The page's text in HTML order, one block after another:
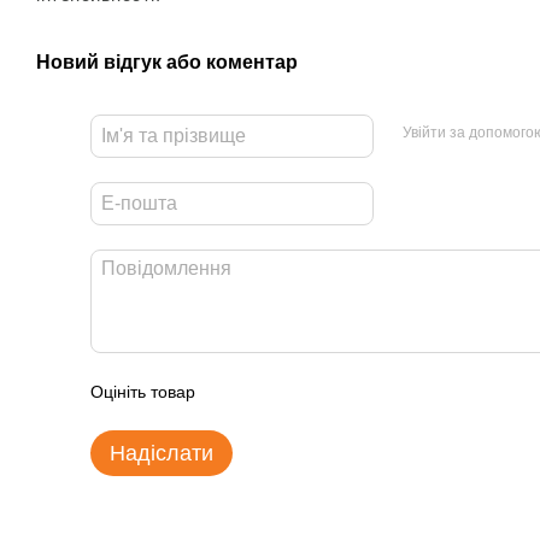
Новий відгук або коментар
Увійти за
Оцініть товар
Надіслати